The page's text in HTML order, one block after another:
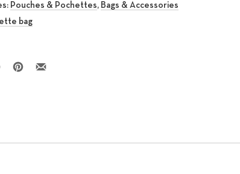
Pouches & Pochettes, Bags & Accessories
bag
X
Share on Facebook
Share on Pinterest